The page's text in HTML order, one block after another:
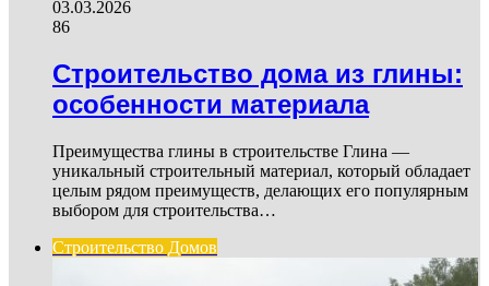
03.03.2026
86
Строительство дома из глины:
особенности материала
Преимущества глины в строительстве Глина —
уникальный строительный материал, который обладает
целым рядом преимуществ, делающих его популярным
выбором для строительства…
Строительство Домов